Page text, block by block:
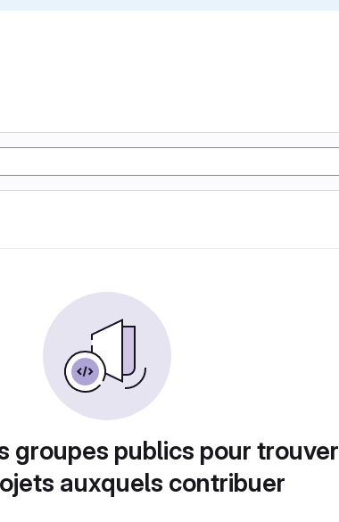
groupes publics pour trouver
auxquels contribuer